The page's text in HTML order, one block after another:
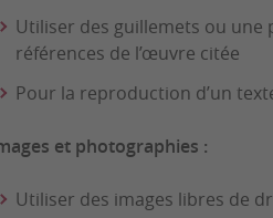
Utiliser des guillemets ou une
références de l’œuvre citée
Pour la reproduction d’un
et photographies :
Utiliser des images libres de